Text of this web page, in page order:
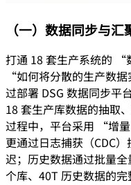
（一）数据同步与汇
打通 18 套生产系统的
“如何将分散的生产数
过部署 DSG 数据同步平
18 套生产库数据的抽取
过程中，平台采用 “增
更通过日志捕获（CDC
迟；历史数据通过批量
个库、40T 历史数据的完